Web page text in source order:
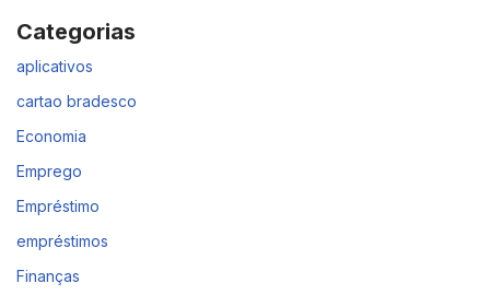
Categorias
aplicativos
cartao bradesco
Economia
Emprego
Empréstimo
empréstimos
Finanças